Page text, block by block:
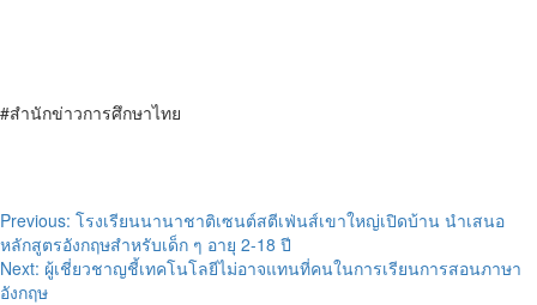
#สำนักข่าวการศึกษาไทย
Post
navigation
Previous: โรงเรียนนานาชาติเซนต์สตีเฟ่นส์เขาใหญ่เปิดบ้าน นำเสนอ
หลักสูตรอังกฤษสำหรับเด็ก ๆ อายุ 2-18 ปี
Next: ผู้เชี่ยวชาญชี้เทคโนโลยีไม่อาจแทนที่คนในการเรียนการสอนภาษา
อังกฤษ